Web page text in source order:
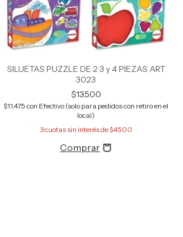
SILUETAS PUZZLE DE 2 3 y 4 PIEZAS ART
3023
$13.500
$11.475 con Efectivo (solo para pedidos con retiro en el
local)
3cuotas sin interés de$4.500